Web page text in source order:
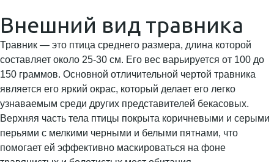
Внешний вид травника
Травник — это птица среднего размера, длина которой
составляет около 25-30 см. Его вес варьируется от 100 до
150 граммов. Основной отличительной чертой травника
является его яркий окрас, который делает его легко
узнаваемым среди других представителей бекасовых.
Верхняя часть тела птицы покрыта коричневыми и серыми
перьями с мелкими черными и белыми пятнами, что
помогает ей эффективно маскироваться на фоне